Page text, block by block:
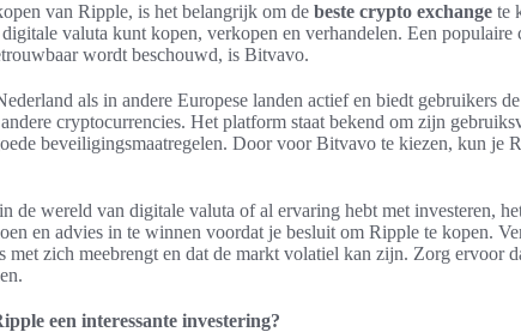
van Ripple, is het belangrijk om de beste crypto exchange te
valuta kunt kopen, verkopen en verhandelen. Een
wordt beschouwd, is Bitvavo.
als in andere Europese landen actief en biedt gebruikers
cryptocurrencies. Het platform staat bekend om zijn
beveiligingsmaatregelen. Door voor Bitvavo te kiezen, kun je
de wereld van digitale valuta of al ervaring hebt met investeren,
en advies in te winnen voordat je besluit om Ripple te kopen.
met zich meebrengt en dat de markt volatiel kan zijn. Zorg ervoor
een interessante investering?